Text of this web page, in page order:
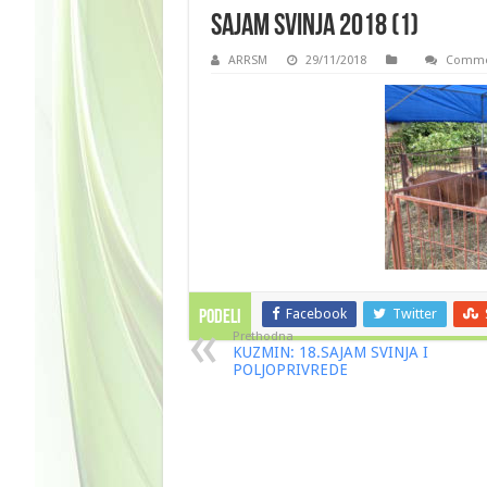
Sajam svinja 2018 (1)
ARRSM 29/11/2018
PODELI Facebook Twitter
Prethodna
KUZMIN: 18.SAJAM SVINJA I
POLJOPRIVREDE